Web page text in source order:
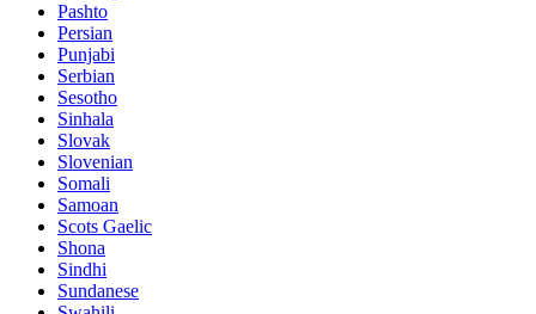
Pashto
Persian
Punjabi
Serbian
Sesotho
Sinhala
Slovak
Slovenian
Somali
Samoan
Scots Gaelic
Shona
Sindhi
Sundanese